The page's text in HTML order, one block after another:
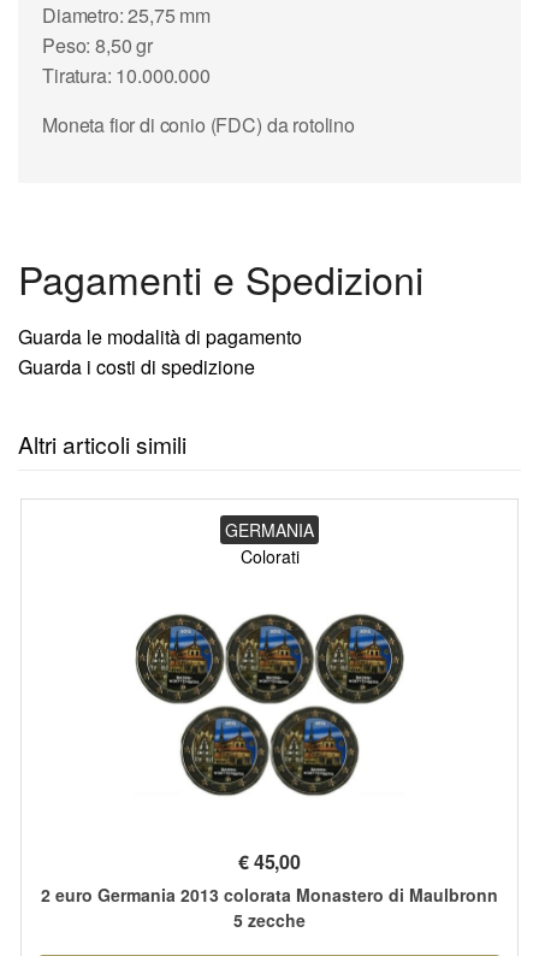
Diametro: 25,75 mm
Peso: 8,50 gr
Tiratura: 10.000.000
Moneta fior di conio (FDC) da rotolino
Pagamenti e Spedizioni
Guarda le modalità di pagamento
Guarda i costi di spedizione
Altri articoli simili
GERMANIA
Colorati
€45,00
2 euro Germania 2013 colorata Monastero di Maulbronn
5 zecche